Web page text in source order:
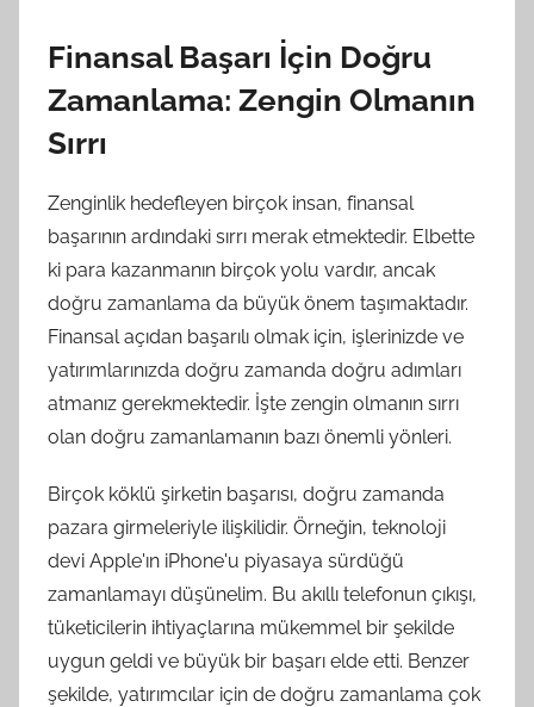
Finansal Başarı İçin Doğru
Zamanlama: Zengin Olmanın
Sırrı
Zenginlik hedefleyen birçok insan, finansal
başarının ardındaki sırrı merak etmektedir. Elbette
ki para kazanmanın birçok yolu vardır, ancak
doğru zamanlama da büyük önem taşımaktadır.
Finansal açıdan başarılı olmak için, işlerinizde ve
yatırımlarınızda doğru zamanda doğru adımları
atmanız gerekmektedir. İşte zengin olmanın sırrı
olan doğru zamanlamanın bazı önemli yönleri.
Birçok köklü şirketin başarısı, doğru zamanda
pazara girmeleriyle ilişkilidir. Örneğin, teknoloji
devi Apple'ın iPhone'u piyasaya sürdüğü
zamanlamayı düşünelim. Bu akıllı telefonun çıkışı,
tüketicilerin ihtiyaçlarına mükemmel bir şekilde
uygun geldi ve büyük bir başarı elde etti. Benzer
şekilde, yatırımcılar için de doğru zamanlama çok